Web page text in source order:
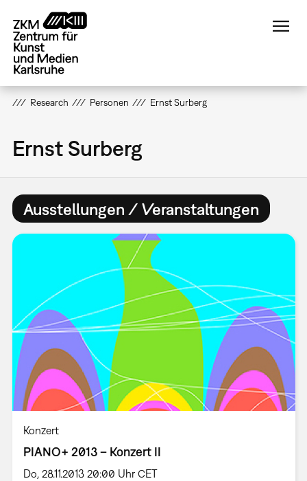
zum
Inhalt
Research Personen Ernst Surberg
Ernst Surberg
Ausstellungen / Veranstaltungen
Konzert
PIANO+ 2013 – Konzert II
Do, 28.11.2013 20:00 Uhr CET